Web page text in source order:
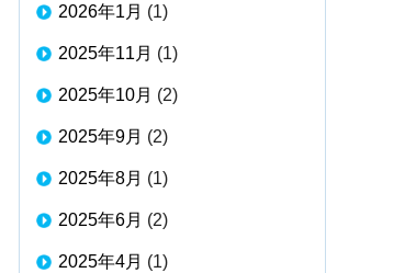
2026年1月 (1)
2025年11月 (1)
2025年10月 (2)
2025年9月 (2)
2025年8月 (1)
2025年6月 (2)
2025年4月 (1)